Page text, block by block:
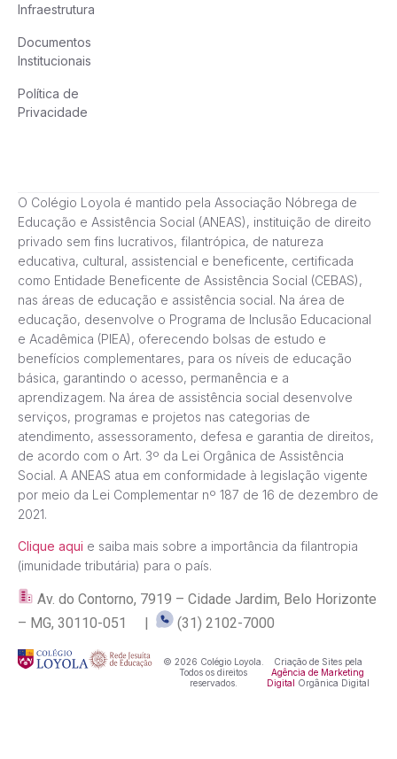
Infraestrutura
Documentos
Institucionais
Política de
Privacidade
O Colégio Loyola é mantido pela Associação Nóbrega de
Educação e Assistência Social (ANEAS), instituição de direito
privado sem fins lucrativos, filantrópica, de natureza
educativa, cultural, assistencial e beneficente, certificada
como Entidade Beneficente de Assistência Social (CEBAS),
nas áreas de educação e assistência social. Na área de
educação, desenvolve o Programa de Inclusão Educacional
e Acadêmica (PIEA), oferecendo bolsas de estudo e
benefícios complementares, para os níveis de educação
básica, garantindo o acesso, permanência e a
aprendizagem. Na área de assistência social desenvolve
serviços, programas e projetos nas categorias de
atendimento, assessoramento, defesa e garantia de direitos,
de acordo com o Art. 3º da Lei Orgânica de Assistência
Social. A ANEAS atua em conformidade à legislação vigente
por meio da Lei Complementar nº 187 de 16 de dezembro de
2021.
Clique aqui e saiba mais sobre a importância da filantropia
(imunidade tributária) para o país.
Av. do Contorno, 7919 – Cidade Jardim, Belo Horizonte
– MG, 30110-051 |
(31) 2102-7000
© 2026 Colégio Loyola.
Todos os direitos
reservados.
Criação de Sites pela
Agência de Marketing
Digital Orgânica Digital